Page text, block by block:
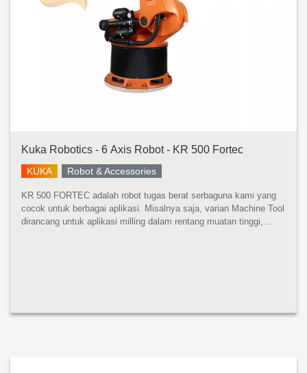
Kuka Robotics - 6 Axis Robot - KR 500 Fortec
KUKA Robot & Accessories
KR 500 FORTEC adalah robot tugas berat serbaguna kami yang
cocok untuk berbagai aplikasi. Misalnya saja, varian Machine Tool
dirancang untuk aplikasi milling dalam rentang muatan tinggi,